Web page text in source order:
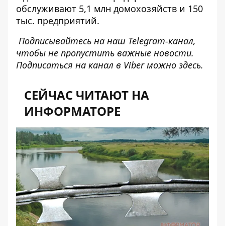
обслуживают 5,1 млн домохозяйств и 150
тыс. предприятий.
Подписывайтесь на наш Telegram-канал,
чтобы не пропустить важные новости.
Подписаться на канал в Viber можно здесь.
СЕЙЧАС ЧИТАЮТ НА
ИНФОРМАТОРЕ